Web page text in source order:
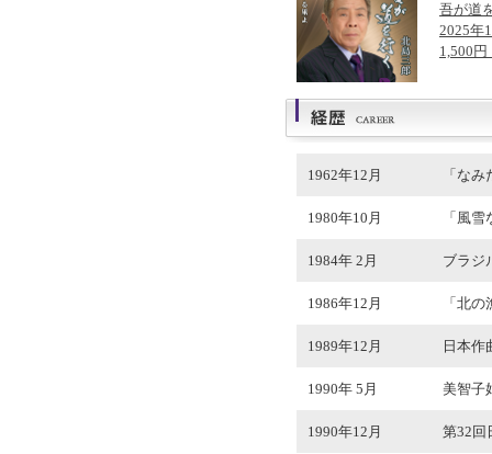
吾が道
2025年
1,500
1962年12月 「な
1980年10月 「風
1984年 2月 ブラジ
1986年12月 「北
1989年12月 日本作
1990年 5月 美智子
1990年12月 第32回